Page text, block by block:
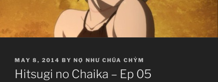
POSTED
ON
MAY 8, 2014 BY NỢ NHƯ CHÚA CHỶM
Hitsugi no Chaika – Ep 05